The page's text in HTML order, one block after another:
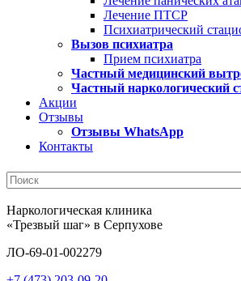
Лечение ПТСР
Психиатрический
Вызов психиатра
Прием психиатра
Частный медицинский
Частный наркологический
Акции
Отзывы
Отзывы WhatsApp
Контакты
Наркологическая клиника
«Трезвый шаг» в Серпухове
ЛО-69-01-002279